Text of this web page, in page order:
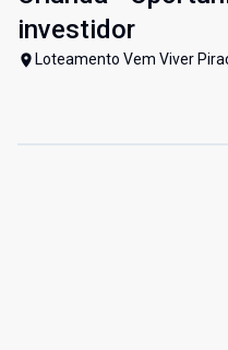
investidor
Loteamento Vem Viver